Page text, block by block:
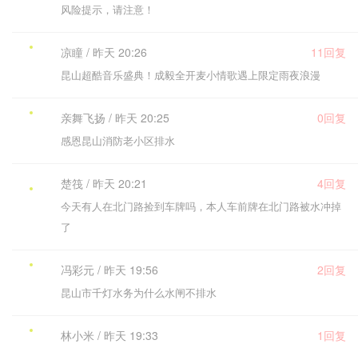
风险提示，请注意！
凉瞳 / 昨天 20:26 11回复
昆山超酷音乐盛典！成毅全开麦小情歌遇上限定雨夜浪漫
亲舞飞扬 / 昨天 20:25 0回复
感恩昆山消防老小区排水
楚筏 / 昨天 20:21 4回复
今天有人在北门路捡到车牌吗，本人车前牌在北门路被水冲掉
了
冯彩元 / 昨天 19:56 2回复
昆山市千灯水务为什么水闸不排水
林小米 / 昨天 19:33 1回复